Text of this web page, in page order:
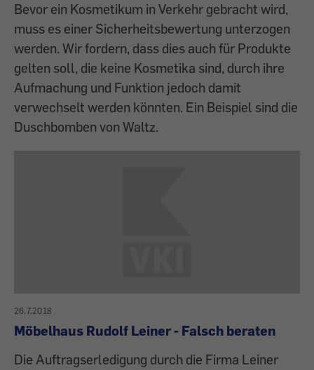
Bevor ein Kosmetikum in Verkehr gebracht wird,
muss es einer Sicherheitsbewertung unterzogen
werden. Wir fordern, dass dies auch für Produkte
gelten soll, die keine Kosmetika sind, durch ihre
Aufmachung und Funktion jedoch damit
verwechselt werden könnten. Ein Beispiel sind die
Duschbomben von Waltz.
26.7.2018
Möbelhaus Rudolf Leiner - Falsch beraten
Die Auftragserledigung durch die Firma Leiner